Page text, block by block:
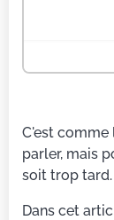
C'est comme
parler, mais
soit trop tard.
Dans cet